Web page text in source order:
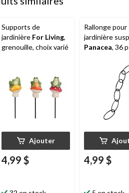
Supports de
jardinière For Living,
grenouille, choix varié
Ajouter
4,99 $
Rallonge pour
jardinière
Panacea, 36
4,99 $